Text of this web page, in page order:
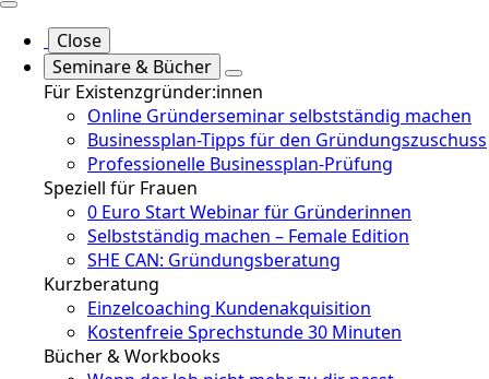
Close
Seminare & Bücher
Für Existenzgründer:innen
Online Gründerseminar selbstständig machen
Businessplan-Tipps für den Gründungszuschuss
Professionelle Businessplan-Prüfung
Speziell für Frauen
0 Euro Start Webinar für Gründerinnen
Selbstständig machen – Female Edition
SHE CAN: Gründungsberatung
Kurzberatung
Einzelcoaching Kundenakquisition
Kostenfreie Sprechstunde 30 Minuten
Bücher & Workbooks